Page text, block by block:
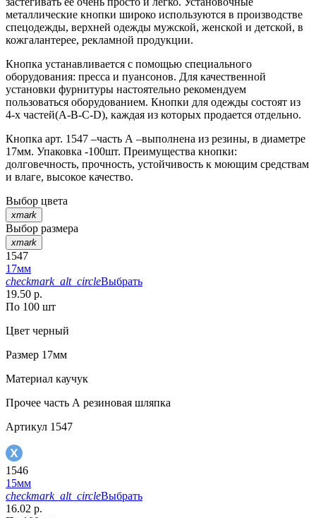
металлические кнопки широко используются в производстве
спецодежды, верхней одежды мужской, женской и детской, в
кожгалантерее, рекламной продукции.
Кнопка устанавливается с помощью специального
оборудования: пресса и пуансонов. Для качественной
установки фурнитуры настоятельно рекомендуем
пользоваться оборудованием. Кнопки для одежды состоят из
4-х частей(А-В-С-D), каждая из которых продается отдельно.
Кнопка арт. 1547 –часть А –выполнена из резины, в диаметре
17мм. Упаковка -100шт. Преимущества кнопки:
долговечность, прочность, устойчивость к моющим средствам
и влаге, высокое качество.
Выбор цвета
xmark
Выбор размера
xmark
1547
17мм
checkmark_alt_circleВыбрать
19.50 р.
По 100 шт
Цвет черный
Размер 17мм
Материал каучук
Прочее часть А резиновая шляпка
Артикул 1547
1546
15мм
checkmark_alt_circleВыбрать
16.02 р.